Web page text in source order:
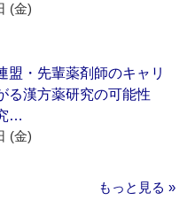
(金)
盟・先輩薬剤師のキャリ
る漢方薬研究の可能性
…
(金)
もっと見る »